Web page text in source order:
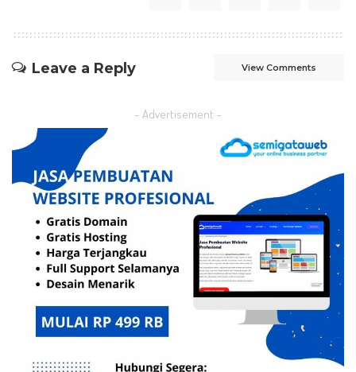
Leave a Reply View Comments
– Advertisement –